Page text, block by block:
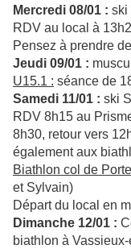
Mercredi 08/01 : ski
RDV au local à
Pensez à prendre
Jeudi 09/01 : muscu
U15.1 : séance de
Samedi 11/01 : ski
RDV 8h15 au
8h30, retour vers
également aux
Biathlon col de
et Sylvain)
Départ du local en
Dimanche 12/01 :
biathlon à